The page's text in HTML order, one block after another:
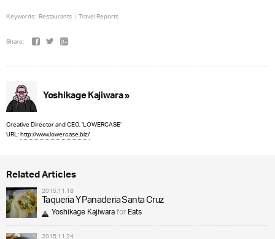
Keywords: Restaurants Travel Reports
Share:
Yoshikage Kajiwara »
Creative Director and CEO, ‘LOWERCASE’
URL:http://www.lowercase.biz/
Related Articles
2015.11.18
Taqueria Y Panaderia Santa Cruz
Yoshikage KajiwaraforEats
2015.11.24